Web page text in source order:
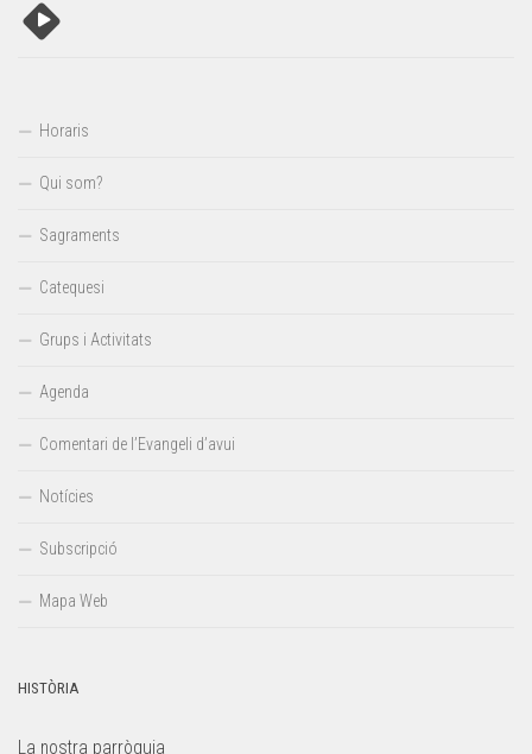
Horaris
Qui som?
Sagraments
Catequesi
Grups i Activitats
Agenda
Comentari de l’Evangeli d’avui
Notícies
Subscripció
Mapa Web
HISTÒRIA
La nostra parròquia